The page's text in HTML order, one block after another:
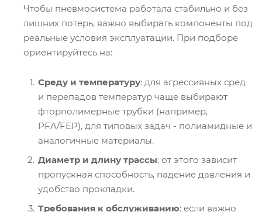
Чтобы пневмосистема работала стабильно и без
лишних потерь, важно выбирать компоненты под
реальные условия эксплуатации. При подборе
ориентируйтесь на:
Среду и температуру: для агрессивных сред
и перепадов температур чаще выбирают
фторполимерные трубки (например,
PFA/FEP), для типовых задач - полиамидные и
аналогичные материалы.
Диаметр и длину трассы: от этого зависит
пропускная способность, падение давления и
удобство прокладки.
Требования к обслуживанию: если важно